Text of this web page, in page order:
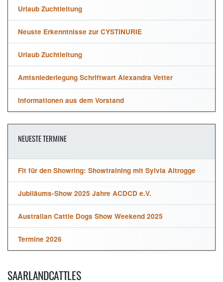
Urlaub Zuchtleitung
Neuste Erkenntnisse zur CYSTINURIE
Urlaub Zuchtleitung
Amtsniederlegung Schriftwart Alexandra Vetter
Informationen aus dem Vorstand
NEUESTE TERMINE
Fit für den Showring: Showtraining mit Sylvia Altrogge
Jubiläums-Show 2025 Jahre ACDCD e.V.
Australian Cattle Dogs Show Weekend 2025
Termine 2026
SAARLANDCATTLES